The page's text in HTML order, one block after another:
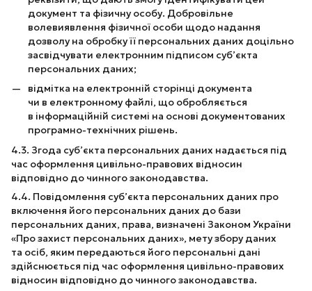
документ та фізичну особу. Добровільне
волевиявлення фізичної особи щодо надання
дозволу на обробку її персональних даних доцільно
засвідчувати електронним підписом суб’єкта
персональних даних;
відмітка на електронній сторінці документа
чи в електронному файлі, що обробляється
в інформаційній системі на основі документованих
програмно-технічних рішень.
4.3. Згода суб’єкта персональних даних надається під
час оформлення цивільно-правових відносин
відповідно до чинного законодавства.
4.4. Повідомлення суб’єкта персональних даних про
включення його персональних даних до бази
персональних даних, права, визначені Законом України
«Про захист персональних даних», мету збору даних
та осіб, яким передаються його персональні дані
здійснюється під час оформлення цивільно-правових
відносин відповідно до чинного законодавства.